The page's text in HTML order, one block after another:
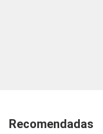
Recomendadas